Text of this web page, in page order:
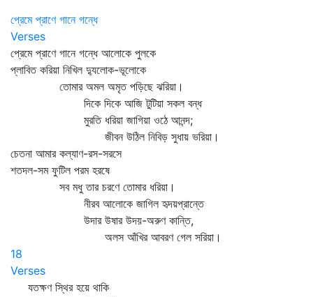
প্রেমে প্রাণে গানে গন্ধে
Verses
প্রেমে প্রাণে গানে গন্ধে আলোকে পুলকে
প্লাবিত করিয়া নিখিল দ্যুলোক-ভূলোকে
তোমার অমল অমৃত পড়িছে ঝরিয়া।
দিকে দিকে আজি টুটিয়া সকল বন্ধ
মুরতি ধরিয়া জাগিয়া ওঠে আনন্দ;
জীবন উঠিল নিবিড় সুধায় ভরিয়া।
চেতনা আমার কল্যাণ-রস-সরসে
শতদল-সম ফুটিল পরম হরষে
সব মধু তার চরণে তোমার ধরিয়া।
নীরব আলোকে জাগিল হৃদয়প্রান্তে
উদার উষার উদয়-অরুণ কান্তি,
অলস আঁখির আবরণ গেল সরিয়া।
18
Verses
যতক্ষণ স্থির হয়ে থাকি